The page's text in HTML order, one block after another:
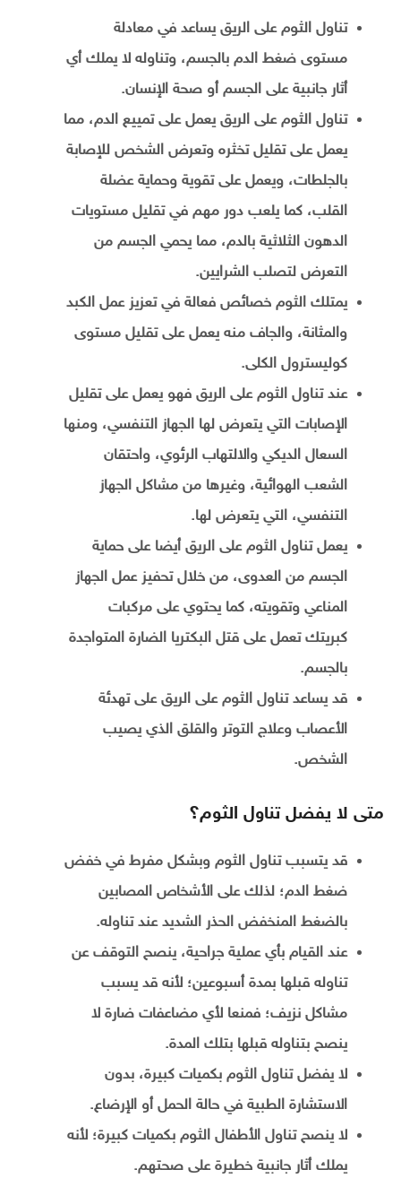
تناول الثوم على الريق يساعد في معادلة
مستوى ضغط الدم بالجسم، وتناوله لا يملك أي
أثار جانبية على الجسم أو صحة الإنسان.
تناول الثوم على الريق يعمل على تمييع الدم، مما
يعمل على تقليل تخثره وتعرض الشخص للإصابة
بالجلطات، ويعمل على تقوية وحماية عضلة
القلب، كما يلعب دور مهم في تقليل مستويات
الدهون الثلاثية بالدم، مما يحمي الجسم من
التعرض لتصلب الشرايين.
يمتلك الثوم خصائص فعالة في تعزيز عمل الكبد
والمثانة، والجاف منه يعمل على تقليل مستوى
كوليسترول الكلى.
عند تناول الثوم على الريق فهو يعمل على تقليل
الإصابات التي يتعرض لها الجهاز التنفسي، ومنها
السعال الديكي والالتهاب الرئوي، واحتقان
الشعب الهوائية، وغيرها من مشاكل الجهاز
التنفسي، التي يتعرض لها.
يعمل تناول الثوم على الريق أيضا على حماية
الجسم من العدوى، من خلال تحفيز عمل الجهاز
المناعي وتقويته، كما يحتوي على مركبات
كبريتك تعمل على قتل البكتريا الضارة المتواجدة
بالجسم.
قد يساعد تناول الثوم على الريق على تهدئة
الأعصاب وعلاج التوتر والقلق الذي يصيب
الشخص.
متى لا يفضل تناول الثوم؟
قد يتسبب تناول الثوم وبشكل مفرط في خفض
ضغط الدم؛ لذلك على الأشخاص المصابين
بالضغط المنخفض الحذر الشديد عند تناوله.
عند القيام بأي عملية جراحية، ينصح التوقف عن
تناوله قبلها بمدة أسبوعين؛ لأنه قد يسبب
مشاكل نزيف؛ فمنعا لأي مضاعفات ضارة لا
ينصح بتناوله قبلها بتلك المدة.
لا يفضل تناول الثوم بكميات كبيرة، بدون
الاستشارة الطبية في حالة الحمل أو الإرضاع.
لا ينصح تناول الأطفال الثوم بكميات كبيرة؛ لأنه
يملك أثار جانبية خطيرة على صحتهم.